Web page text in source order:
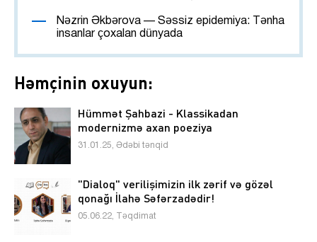
Nəzrin Əkbərova — Səssiz epidemiya: Tənha
insanlar çoxalan dünyada
Həmçinin oxuyun:
Hümmət Şahbazi - Klassikadan
modernizmə axan poeziya
31.01.25, Ədəbi tənqid
"Dialoq" verilişimizin ilk zərif və gözəl
qonağı İlahə Səfərzadədir!
05.06.22, Təqdimat